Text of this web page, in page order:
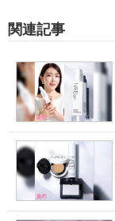
関連記事